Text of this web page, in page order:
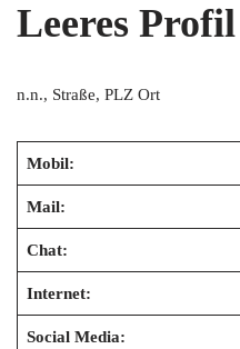
Leeres Profil
n.n., Straße, PLZ Ort
Mobil:
Mail:
Chat:
Internet:
Social Media: